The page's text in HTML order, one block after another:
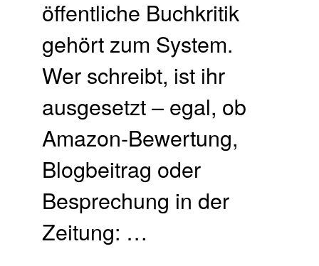
öffentliche Buchkritik
gehört zum System.
Wer schreibt, ist ihr
ausgesetzt – egal, ob
Amazon-Bewertung,
Blogbeitrag oder
Besprechung in der
Zeitung: …